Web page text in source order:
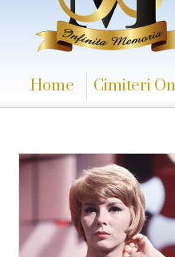
Home Cimiteri